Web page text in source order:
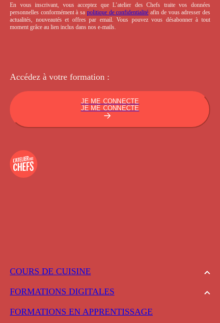
COURS DE CUISINE
FORMATIONS DIGITALES
FORMATIONS EN APPRENTISSAGE
En vous inscrivant, vous acceptez que L’atelier des Chefs traite vos données
personnelles conformément à sa politique de confidentialité afin de vous adresser des
actualités, nouveautés et offres par email. Vous pouvez vous désabonner à tout
moment grâce au lien inclus dans nos e-mails.
Accédez à votre formation :
JE ME CONNECTE
JE ME CONNECTE